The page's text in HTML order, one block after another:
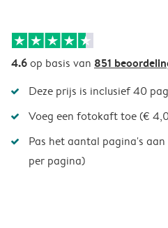
4.6op basis van 851
Deze prijs is inclusief 40
Voeg een fotokaft toe (€
Pas het aantal pagina's
per pagina)